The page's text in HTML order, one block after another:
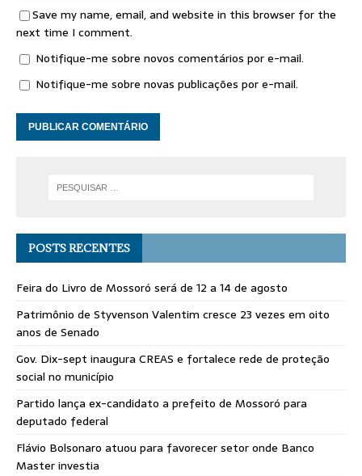
Save my name, email, and website in this browser for the
next time I comment.
Notifique-me sobre novos comentários por e-mail.
Notifique-me sobre novas publicações por e-mail.
POSTS RECENTES
Feira do Livro de Mossoró será de 12 a 14 de agosto
Patrimônio de Styvenson Valentim cresce 23 vezes em oito
anos de Senado
Gov. Dix-sept inaugura CREAS e fortalece rede de proteção
social no município
Partido lança ex-candidato a prefeito de Mossoró para
deputado federal
Flávio Bolsonaro atuou para favorecer setor onde Banco
Master investia